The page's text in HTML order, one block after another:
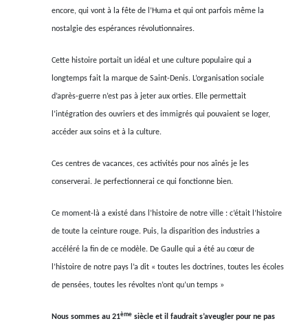
encore, qui vont à la fête de l’Huma et qui ont parfois même la
nostalgie des espérances révolutionnaires.
Cette histoire portait un idéal et une culture populaire qui a
longtemps fait la marque de Saint-Denis. L’organisation sociale
d’après-guerre n’est pas à jeter aux orties. Elle permettait
l’intégration des ouvriers et des immigrés qui pouvaient se loger,
accéder aux soins et à la culture.
Ces centres de vacances, ces activités pour nos aînés je les
conserverai. Je perfectionnerai ce qui fonctionne bien.
Ce moment-là a existé dans l’histoire de notre ville : c’était l’histoire
de toute la ceinture rouge. Puis, la disparition des industries a
accéléré la fin de ce modèle. De Gaulle qui a été au cœur de
l’histoire de notre pays l’a dit « toutes les doctrines, toutes les écoles
de pensées, toutes les révoltes n’ont qu’un temps »
Nous sommes au 21ème siècle et il faudrait s’aveugler pour ne pas